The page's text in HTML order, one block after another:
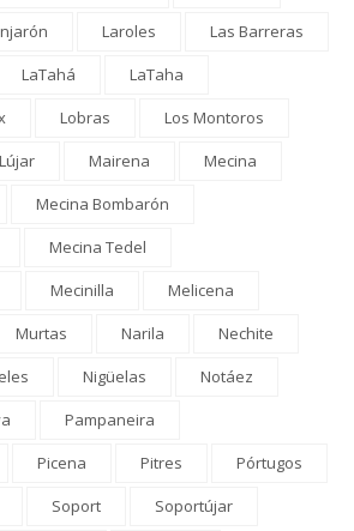
Laroles
Las Barreras
LaTahá
LaTaha
Lobras
Los Montoros
Lújar Mairena
Mecina
Mecina Bombarón
Mecina Tedel
Mecinilla
Melicena
Murtas Narila
Nechite
Nigüelas
Notáez
Pampaneira
Picena Pitres
Pórtugos
Soport
Soportújar